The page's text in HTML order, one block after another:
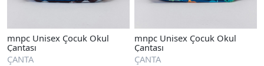
mnpc Unisex Çocuk Okul
Çantası
ÇANTA
mnpc Unisex Çocuk Okul
Çantası
ÇANTA